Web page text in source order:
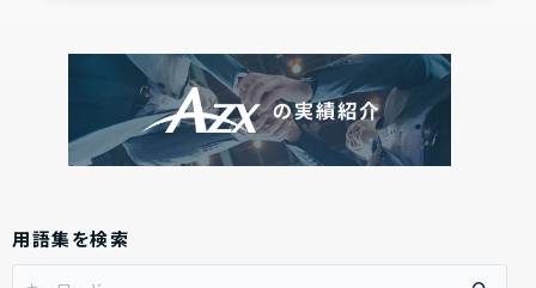
用語集を検索